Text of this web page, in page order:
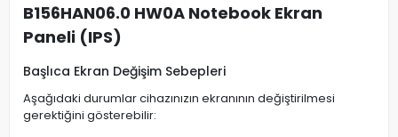
B156HAN06.0 HW0A Notebook Ekran
Paneli (IPS)
Başlıca Ekran Değişim Sebepleri
Aşağıdaki durumlar cihazınızın ekranının değiştirilmesi
gerektiğini gösterebilir: